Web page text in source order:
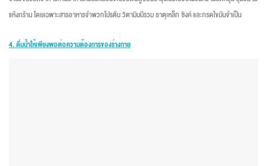
แห้งกร้าน โดยเฉพาะสารอาหารจำพวกโปรตีน วิตามินบีรวม ธาตุเหล็ก ซิงค์ และกรดไขมันจำเป็น
4.ดื่มน้ำให้เพียงพอต่อความต้องการของร่างกาย